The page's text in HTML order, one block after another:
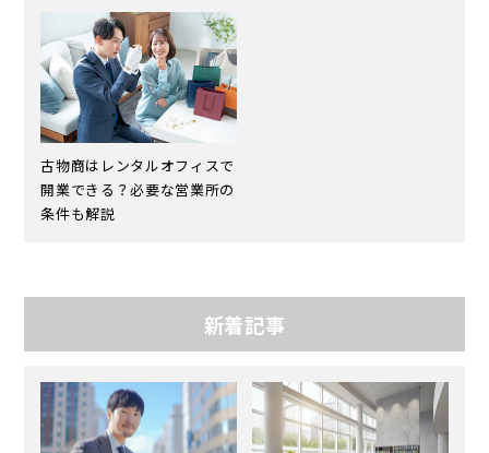
古物商はレンタルオフィスで
開業できる？必要な営業所の
条件も解説
新着記事